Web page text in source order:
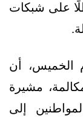
كما تعاملت مع 11 عطلًا على شبكات
الخميس، أن
الاتصال للشركة تلقى 1392 مكالمة، مشيرة
إلى